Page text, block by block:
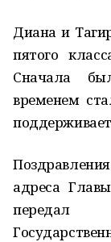
Диана и
пятого
Сначала
временем
адреса
передал